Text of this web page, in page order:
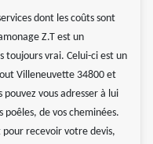
dont les coûts sont
Z.T est un
toujours vrai. Celui-ci est un
Villeneuvette 34800 et
vous adresser à lui
de vos cheminées.
recevoir votre devis,